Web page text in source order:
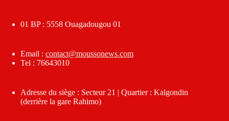
01 BP : 5558 Ouagadougou 01
Email : contact@moussonews.com
Tel : 76643010
Adresse du siège : Secteur 21 | Quartier : Kalgondin
(derrière la gare Rahimo)